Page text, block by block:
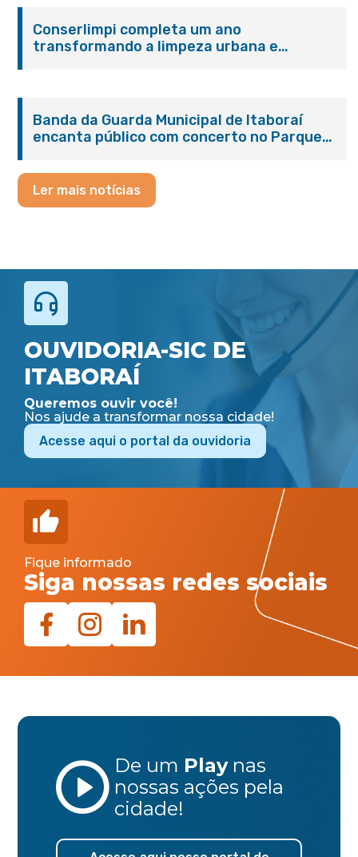
Conserlimpi completa um ano
transformando a limpeza urbana e
Banda da Guarda Municipal de Itaboraí
encanta público com concerto no Parque
Ler mais notícias
OUVIDORIA-SIC DE
ITABORAÍ
Queremos ouvir você!
Nos ajude a transformar nossa cidade!
Acesse aqui o portal da ouvidoria
Fique informado
Siga nossas redes sociais
De um Play nas
nossas ações pela
cidade!